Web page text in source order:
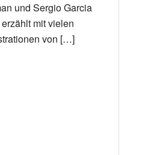
und Sergio Garcia
mit vielen
von […]